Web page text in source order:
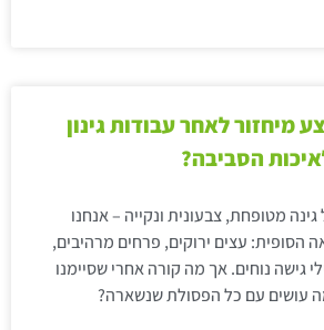
מיחזור לאחר עבודות גינון
הסביבה?
מטופחת, צבעונית ונקייה – אנחנו
הסופית: עצים ירוקים, פרחים מרהיבים,
גישה נוחים. אך מה קורה אחרי שסיימנו
עושים עם כל הפסולת שנשארה?